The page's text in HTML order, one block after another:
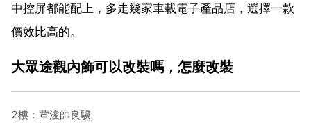
中控屏都能配上，多走幾家車載電子產品店，選擇一款
價效比高的。
大眾途觀內飾可以改裝嗎，怎麼改裝
2樓：葷浚帥良驥